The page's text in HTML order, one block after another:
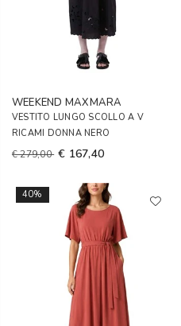
WEEKEND MAXMARA
VESTITO LUNGO SCOLLO A V
RICAMI DONNA NERO
€ 279,00 € 167,40
40%